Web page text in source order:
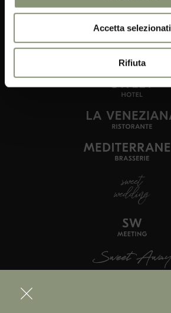
Accetta selezionati
Rifiuta